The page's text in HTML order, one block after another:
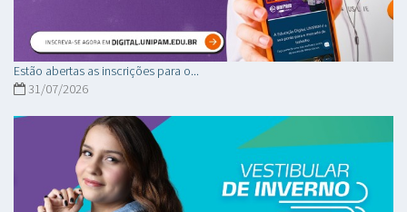
Estão abertas as inscrições para o...
31/07/2026